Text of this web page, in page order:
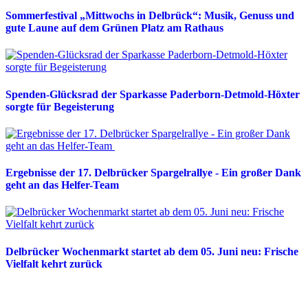
Sommerfestival „Mittwochs in Delbrück“: Musik, Genuss und
gute Laune auf dem Grünen Platz am Rathaus
Spenden-Glücksrad der Sparkasse Paderborn-Detmold-Höxter
sorgte für Begeisterung
Ergebnisse der 17. Delbrücker Spargelrallye - Ein großer Dank
geht an das Helfer-Team
Delbrücker Wochenmarkt startet ab dem 05. Juni neu: Frische
Vielfalt kehrt zurück